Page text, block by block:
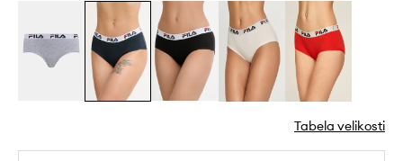
Tabela velikosti